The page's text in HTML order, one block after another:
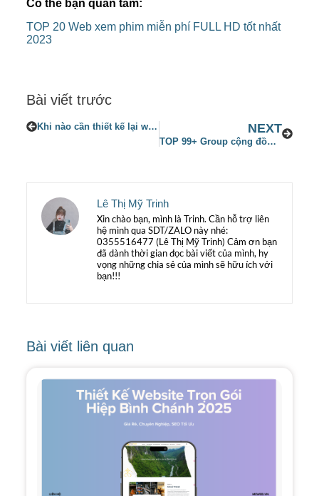
Có thể bạn quan tâm:
TOP 20 Web xem phim miễn phí FULL HD tốt nhất
2023
Bài viết trước
Khi nào cần thiết kế lại website? Cần lưu ý những gì cập nhật 2023 NEXT
TOP 99+ Group cộng đồng Marketing lớn nhất Việt Nam trên Facebook 2023
Lê Thị Mỹ Trinh
Xin chào bạn, mình là Trinh. Cần hỗ trợ liên
hệ mình qua SDT/ZALO này nhé:
0355516477 (Lê Thị Mỹ Trinh) Cảm ơn bạn
đã dành thời gian đọc bài viết của mình, hy
vọng những chia sẻ của mình sẽ hữu ích với
bạn!!!
Bài viết liên quan